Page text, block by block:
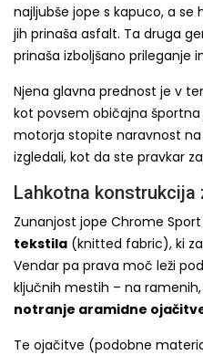
najljubše jope s kapuco, a se
jih prinaša asfalt. Ta druga
prinaša izboljšano prileganje
Njena glavna prednost je v
kot povsem običajna
motorja stopite naravnost na
izgledali, kot da ste pravkar
Lahkotna konstrukcija
Zunanjost jope Chrome Sport
tekstila (knitted fabric), ki
Vendar pa prava moč leži
ključnih mestih – na
notranje aramidne
Te ojačitve (podobne